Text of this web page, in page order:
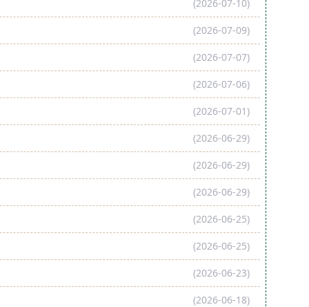
(2026-07-10)
(2026-07-09)
(2026-07-07)
(2026-07-06)
(2026-07-01)
(2026-06-29)
(2026-06-29)
(2026-06-29)
(2026-06-25)
(2026-06-25)
(2026-06-23)
(2026-06-18)